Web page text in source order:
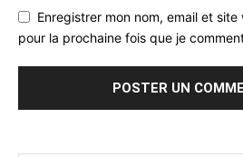
Enregistrer mon nom, email et
pour la prochaine fois que je